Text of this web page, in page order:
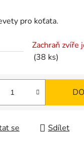
pro koťata.
Zachraň zvíře
(38 ks)
se Sdílet